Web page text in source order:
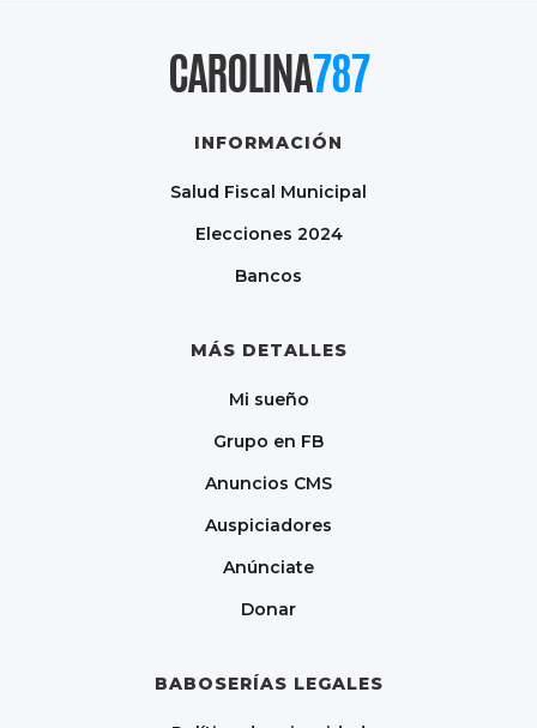
CAROLINA787
INFORMACIÓN
Salud Fiscal Municipal
Elecciones 2024
Bancos
MÁS DETALLES
Mi sueño
Grupo en FB
Anuncios CMS
Auspiciadores
Anúnciate
Donar
BABOSERÍAS LEGALES